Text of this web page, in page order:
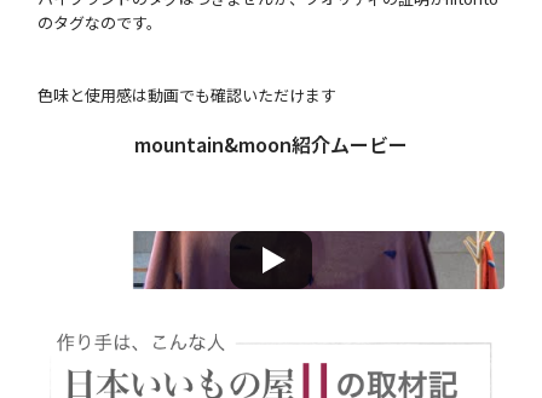
のタグなのです。
色味と使用感は動画でも確認いただけます
mountain&moon紹介ムービー